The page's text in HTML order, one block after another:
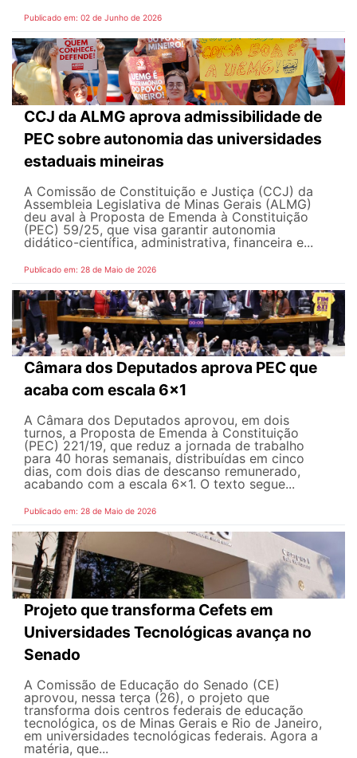
Publicado em: 02 de Junho de 2026
CCJ da ALMG aprova admissibilidade de
PEC sobre autonomia das universidades
estaduais mineiras
A Comissão de Constituição e Justiça (CCJ) da
Assembleia Legislativa de Minas Gerais (ALMG)
deu aval à Proposta de Emenda à Constituição
(PEC) 59/25, que visa garantir autonomia
didático-científica, administrativa, financeira e...
Publicado em: 28 de Maio de 2026
Câmara dos Deputados aprova PEC que
acaba com escala 6x1
A Câmara dos Deputados aprovou, em dois
turnos, a Proposta de Emenda à Constituição
(PEC) 221/19, que reduz a jornada de trabalho
para 40 horas semanais, distribuídas em cinco
dias, com dois dias de descanso remunerado,
acabando com a escala 6x1. O texto segue...
Publicado em: 28 de Maio de 2026
Projeto que transforma Cefets em
Universidades Tecnológicas avança no
Senado
A Comissão de Educação do Senado (CE)
aprovou, nessa terça (26), o projeto que
transforma dois centros federais de educação
tecnológica, os de Minas Gerais e Rio de Janeiro,
em universidades tecnológicas federais. Agora a
matéria, que...